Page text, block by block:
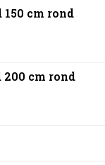
cm rond
cm rond